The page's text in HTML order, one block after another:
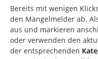
Bereits mit wenigen
den Mängelmelder ab.
aus und markieren
oder verwenden den
der entsprechenden